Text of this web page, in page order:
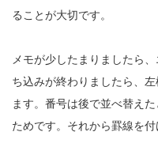
ることが大切です。
メモが少したまりましたら
ち込みが終わりましたら、
ます。番号は後で並べ替え
ためです。それから罫線を付